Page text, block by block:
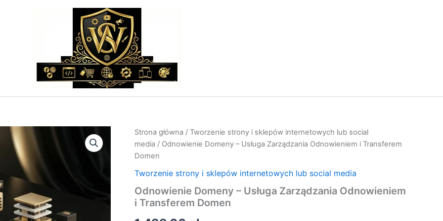
Strona główna / Tworzenie strony i sklepów internetowych lub social
media / Odnowienie Domeny – Usługa Zarządzania Odnowieniem i Transferem
Domen
Tworzenie strony i sklepów internetowych lub social media
Odnowienie Domeny – Usługa Zarządzania Odnowieniem
i Transferem Domen
ilość
Odnowienie
Domeny
–
Usługa
Odnowieniem
i
Transferem
Domen